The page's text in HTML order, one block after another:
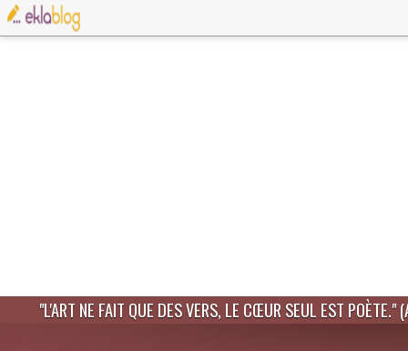
"L'ART NE FAIT QUE DES VERS, LE CŒUR SEUL EST POÈTE."